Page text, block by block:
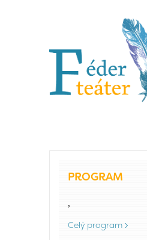
PROGRAM
,
Celý program